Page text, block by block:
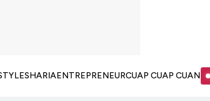
SHARIAENTREPRENEURCUAP CUAP CUAN